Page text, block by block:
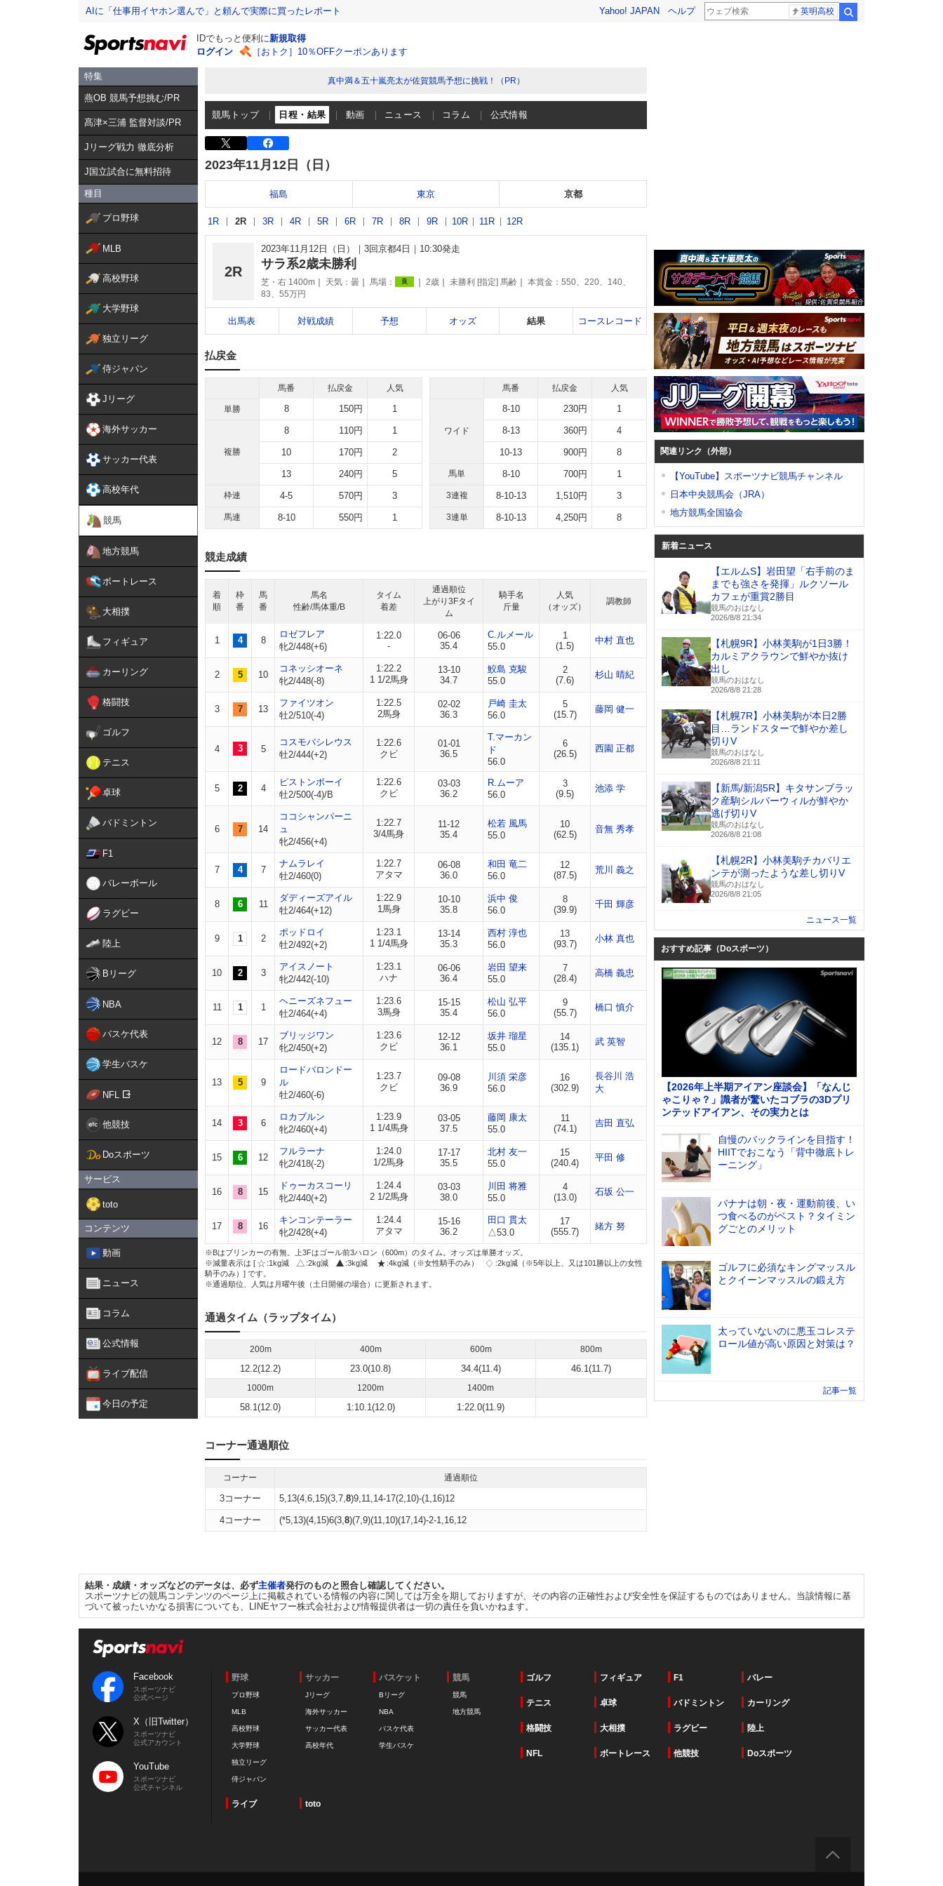
AIに「仕事用イヤホン選んで」と頼んで実際に買ったレポート Yahoo! JAPAN ヘルプ 英明高校
IDでもっと便利に新規取得
ログイン
［おトク］10％OFFクーポンあります
特集
燕OB 競馬予想挑む/PR
髙津×三浦 監督対談/PR
Jリーグ戦力 徹底分析
J国立試合に無料招待
種目
プロ野球
MLB
高校野球
大学野球
独立リーグ
侍ジャパン
Jリーグ
海外サッカー
サッカー代表
高校年代
競馬
地方競馬
ボートレース
大相撲
フィギュア
カーリング
格闘技
ゴルフ
テニス
卓球
バドミントン
F1
バレーボール
ラグビー
陸上
Bリーグ
NBA
バスケ代表
学生バスケ
NFL
他競技
Doスポーツ
サービス
toto
コンテンツ
動画
ニュース
コラム
公式情報
ライブ配信
今日の予定
真中満＆五十嵐亮太が佐賀競馬予想に挑戦！（PR）
競馬トップ 日程・結果 動画 ニュース コラム 公式情報
2023年11月12日（日）
福島 東京 京都
1R 2R 3R 4R 5R 6R 7R 8R 9R 10R 11R 12R
2R
2023年11月12日（日） 3回京都4日 10:30発走
サラ系2歳未勝利
芝・右 1400m 天気： 曇 馬場： 良 2歳 未勝利 [指定] 馬齢
本賞金：550、220、140、
83、55万円
出馬表 対戦成績 予想 オッズ 結果 コースレコード
払戻金
馬番 払戻金 人気
単勝 8 150円 1
複勝
8 110円 1
10 170円 2
13 240円 5
枠連 4-5 570円 3
馬連 8-10 550円 1
馬番 払戻金 人気
ワイド
8-10 230円 1
8-13 360円 4
10-13 900円 8
馬単 8-10 700円 1
3連複 8-10-13 1,510円 3
3連単 8-10-13 4,250円 8
競走成績
着
順
枠
番
馬
番
馬名
性齢/馬体重/B
タイム
着差
通過順位
上がり3Fタイ
ム
騎手名
斤量
人気
（オッズ）
調教師
1 4 8
ロゼフレア
牝2/448(+6)
1:22.0
-
06-06
35.4
C.ルメール
55.0
1
(1.5)
中村 直也
2 5 10
コネッシオーネ
牝2/448(-8)
1:22.2
1 1/2馬身
13-10
34.7
鮫島 克駿
55.0
2
(7.6)
杉山 晴紀
3 7 13
ファイツオン
牡2/510(-4)
1:22.5
2馬身
02-02
36.3
戸崎 圭太
56.0
5
(15.7)
藤岡 健一
4 3 5
コスモバシレウス
牡2/444(+2)
1:22.6
クビ
01-01
36.5
T.マーカン
ド
56.0
6
(26.5)
西園 正都
5 2 4
ピストンボーイ
牡2/500(-4)/B
1:22.6
クビ
03-03
36.2
R.ムーア
56.0
3
(9.5)
池添 学
6 7 14
ココシャンパーニ
ュ
牝2/456(+4)
1:22.7
3/4馬身
11-12
35.4
松若 風馬
55.0
10
(62.5)
音無 秀孝
7 4 7
ナムラレイ
牡2/460(0)
1:22.7
アタマ
06-08
36.0
和田 竜二
56.0
12
(87.5)
荒川 義之
8 6 11
ダディーズアイル
牡2/464(+12)
1:22.9
1馬身
10-10
35.8
浜中 俊
56.0
8
(39.9)
千田 輝彦
9 1 2
ポッドロイ
牡2/492(+2)
1:23.1
1 1/4馬身
13-14
35.3
西村 淳也
56.0
13
(93.7)
小林 真也
10 2 3
アイスノート
牝2/442(-10)
1:23.1
ハナ
06-06
36.4
岩田 望来
55.0
7
(28.4)
高橋 義忠
11 1 1
ヘニーズネフュー
牡2/464(+4)
1:23.6
3馬身
15-15
35.4
松山 弘平
56.0
9
(55.7)
橋口 慎介
12 8 17
ブリッジワン
牝2/450(+2)
1:23.6
クビ
12-12
36.1
坂井 瑠星
55.0
14
(135.1)
武 英智
13 5 9
ロードバロンドー
ル
牡2/460(-6)
1:23.7
クビ
09-08
36.9
川須 栄彦
56.0
16
(302.9)
長谷川 浩
大
14 3 6
ロカブルン
牝2/460(+4)
1:23.9
1 1/4馬身
03-05
37.5
藤岡 康太
55.0
11
(74.1)
吉田 直弘
15 6 12
フルラーナ
牝2/418(-2)
1:24.0
1/2馬身
17-17
35.5
北村 友一
55.0
15
(240.4)
平田 修
16 8 15
ドゥーカスコーリ
牝2/440(+2)
1:24.4
2 1/2馬身
03-03
38.0
川田 将雅
55.0
4
(13.0)
石坂 公一
17 8 16
キンコンテーラー
牝2/428(+4)
1:24.4
アタマ
15-16
36.2
田口 貫太
△53.0
17
(555.7)
緒方 努
※Bはブリンカーの有無。上3Fはゴール前3ハロン（600m）のタイム。オッズは単勝オッズ。
※減量表示は [
:1kg減 :2kg減 :3kg減 :4kg減（※女性騎手のみ）
:2kg減（※5年以上、又は101勝以上の女性
騎手のみ）] です。
※通過順位、人気は月曜午後（土日開催の場合）に更新されます。
通過タイム（ラップタイム）
200m 400m 600m 800m
12.2(12.2) 23.0(10.8) 34.4(11.4) 46.1(11.7)
1000m 1200m 1400m
58.1(12.0) 1:10.1(12.0) 1:22.0(11.9)
コーナー通過順位
コーナー 通過順位
3コーナー 5,13(4,6,15)(3,7,8)9,11,14-17(2,10)-(1,16)12
4コーナー (*5,13)(4,15)6(3,8)(7,9)(11,10)(17,14)-2-1,16,12
関連リンク（外部）
【YouTube】スポーツナビ競馬チャンネル
日本中央競馬会（JRA）
地方競馬全国協会
新着ニュース
【エルムS】岩田望「右手前のま
までも強さを発揮」ルクソール
カフェが重賞2勝目
競馬のおはなし
2026/8/8 21:34
【札幌9R】小林美駒が1日3勝！
カルミアクラウンで鮮やか抜け
出し
競馬のおはなし
2026/8/8 21:28
【札幌7R】小林美駒が本日2勝
目…ランドスターで鮮やか差し
切りV
競馬のおはなし
2026/8/8 21:11
【新馬/新潟5R】キタサンブラッ
ク産駒シルバーウィルが鮮やか
逃げ切りV
競馬のおはなし
2026/8/8 21:08
【札幌2R】小林美駒チカバリエ
ンテが測ったような差し切りV
競馬のおはなし
2026/8/8 21:05
ニュース一覧
おすすめ記事（Doスポーツ）
【2026年上半期アイアン座談会】「なんじ
ゃこりゃ？」識者が驚いたコブラの3Dプリ
ンテッドアイアン、その実力とは
自慢のバックラインを目指す！
HIITでおこなう「背中徹底トレ
ーニング」
バナナは朝・夜・運動前後、い
つ食べるのがベスト？タイミン
グごとのメリット
ゴルフに必須なキングマッスル
とクイーンマッスルの鍛え方
太っていないのに悪玉コレステ
ロール値が高い原因と対策は？
記事一覧
結果・成績・オッズなどのデータは、必ず主催者発行のものと照合し確認してください。
スポーツナビの競馬コンテンツのページ上に掲載されている情報の内容に関しては万全を期しておりますが、その内容の正確性および安全性を保証するものではありません。当該情報に基
づいて被ったいかなる損害についても、LINEヤフー株式会社および情報提供者は一切の責任を負いかねます。
Facebook
スポーツナビ
公式ページ
X（旧Twitter）
スポーツナビ
公式アカウント
YouTube
スポーツナビ
公式チャンネル
野球
プロ野球
MLB
高校野球
大学野球
独立リーグ
侍ジャパン
サッカー
Jリーグ
海外サッカー
サッカー代表
高校年代
バスケット
Bリーグ
NBA
バスケ代表
学生バスケ
競馬
競馬
地方競馬
ゴルフ フィギュア F1 バレー
テニス 卓球 バドミントン カーリング
格闘技 大相撲 ラグビー 陸上
NFL ボートレース 他競技 Doスポーツ
ライブ toto